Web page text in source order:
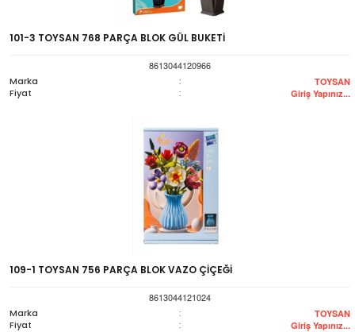
101-3 TOYSAN 768 PARÇA BLOK GÜL BUKETİ
8613044120966
Marka
: TOYSAN
Fiyat : Giriş Yapınız...
109-1 TOYSAN 756 PARÇA BLOK VAZO ÇİÇEĞİ
8613044121024
Marka
: TOYSAN
Fiyat : Giriş Yapınız...